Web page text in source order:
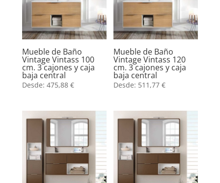
Mueble de Baño
Vintage Vintass 100
cm. 3 cajones y caja
baja central
Desde: 475,88 €
Mueble de Baño
Vintage Vintass 120
cm. 3 cajones y caja
baja central
Desde: 511,77€